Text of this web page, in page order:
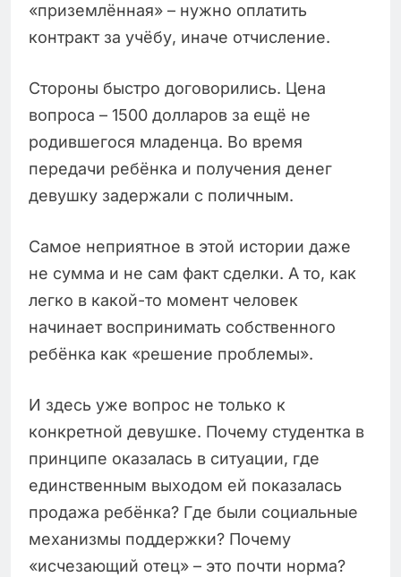
«приземлённая» – нужно оплатить
контракт за учёбу, иначе отчисление.
Стороны быстро договорились. Цена
вопроса – 1500 долларов за ещё не
родившегося младенца. Во время
передачи ребёнка и получения денег
девушку задержали с поличным.
Самое неприятное в этой истории даже
не сумма и не сам факт сделки. А то, как
легко в какой-то момент человек
начинает воспринимать собственного
ребёнка как «решение проблемы».
И здесь уже вопрос не только к
конкретной девушке. Почему студентка в
принципе оказалась в ситуации, где
единственным выходом ей показалась
продажа ребёнка? Где были социальные
механизмы поддержки? Почему
«исчезающий отец» – это почти норма?